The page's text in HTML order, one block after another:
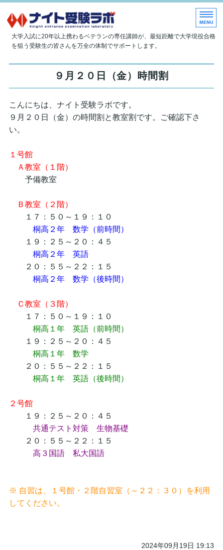
大学現役合格指導塾 ナイト
大学入試に20年以上携わるベテランの専任講師が、最短距離で大学現役合格
を狙う受験生の皆さんを万全の体制でサポートします。
ホーム
授業内容
入塾のご案内
９月２０日（金）時間割
こんにちは、ナイト受験ラボです。
９月２０日（金）の時間割と教室割です。ご確認下さ
い。
１号館
Ａ教室（１階）
予備教室
Ｂ教室（２階）
１７：５０～１９：１０
桐高２年 数学（前時間）
１９：２５～２０：４５
桐高２年 英語
２０：５５～２２：１５
桐高２年 数学（後時間）
Ｃ教室（３階）
１７：５０～１９：１０
桐高１年 英語（前時間）
１９：２５～２０：４５
桐高１年 数学
２０：５５～２２：１５
桐高１年 英語（後時間）
２号館
１９：２５～２０：４５
共通テスト対策 生物基礎
２０：５５～２２：１５
高３国語 私大国語
※ 自習は、１号館・２階自習室（～２２：３０）を利用
してください。
2024年09月19日 19:13